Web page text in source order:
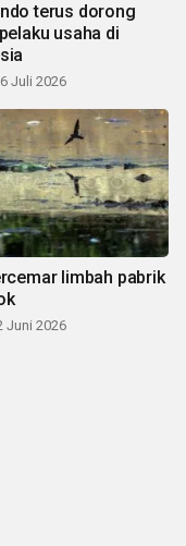
terus dorong
usaha di
Juli 2026
limbah pabrik
Juni 2026